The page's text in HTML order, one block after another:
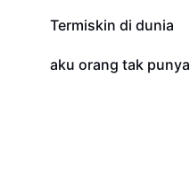
1,1 rb
Termiskin di dunia
301
aku orang tak punya